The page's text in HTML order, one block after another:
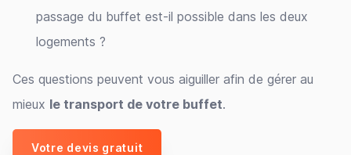
passage du buffet est-il possible dans les deux
logements ?
Ces questions peuvent vous aiguiller afin de gérer au
mieux le transport de votre buffet.
Votre devis gratuit